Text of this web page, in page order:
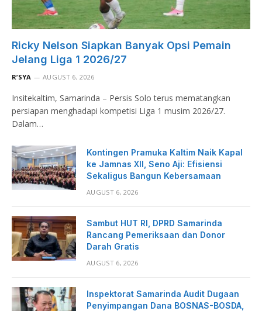
Ricky Nelson Siapkan Banyak Opsi Pemain
Jelang Liga 1 2026/27
R’SYA AUGUST 6, 2026
Insitekaltim, Samarinda – Persis Solo terus mematangkan
persiapan menghadapi kompetisi Liga 1 musim 2026/27.
Dalam…
Kontingen Pramuka Kaltim Naik Kapal
ke Jamnas XII, Seno Aji: Efisiensi
Sekaligus Bangun Kebersamaan
AUGUST 6, 2026
Sambut HUT RI, DPRD Samarinda
Rancang Pemeriksaan dan Donor
Darah Gratis
AUGUST 6, 2026
Inspektorat Samarinda Audit Dugaan
Penyimpangan Dana BOSNAS-BOSDA,